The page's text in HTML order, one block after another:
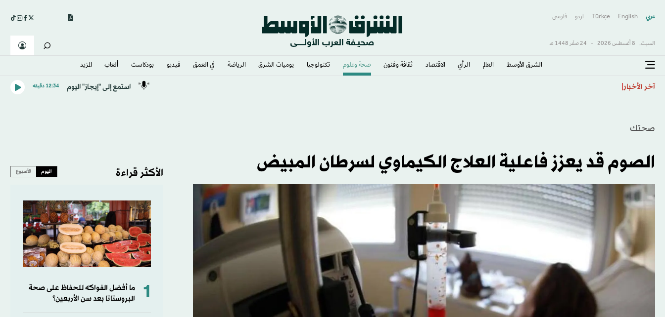
عربي English
Türkçe اردو فارسى
السبت, 8 أغسطس 2026 - 24 صفَر 1448 هـ
الشرق الأوسط​ العالم الرأي الاقتصاد ثقافة وفنون صحة وعلوم تكنولوجيا يوميات الشرق​ الرياضة في العمق فيديو بودكاست ألعاب المزيد
آخر الأخبار استمع إلى "إيجاز" اليوم 12:34 دقيقه
صحتك
الصوم قد يعزز فاعلية العلاج الكيماوي لسرطان المبيض الأكثر قراءة اليوم الأسبوع
1
ما أفضل الفواكه للحفاظ على صحة
البروستاتا بعد سن الأربعين؟